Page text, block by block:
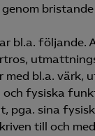
bl.a. följande.
med bl.a.
och fysiska
pga. sina
till och